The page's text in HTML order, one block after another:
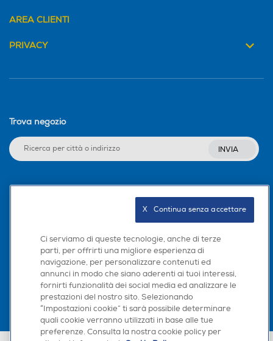
Hai bisogno di un
suggerimento su cosa
AREA CLIENTI
PRIVACY
Trova negozio
INVIA
Scarica la nostra app
Ci serviamo di queste tecnologie, anche di terze
parti, per offrirti una migliore esperienza di
navigazione, per personalizzare contenuti ed
annunci in modo che siano aderenti ai tuoi interessi,
fornirti funzionalità dei social media ed analizzare le
prestazioni del nostro sito. Selezionando
“Impostazioni cookie” ti sarà possibile determinare
quali cookie verranno utilizzati in base alle tue
preferenze. Consulta la nostra cookie policy per
X   Continua senza accettare